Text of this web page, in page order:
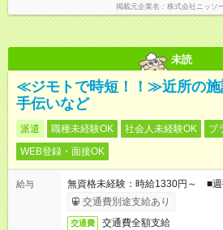
掲載元企業名 株式会社ニッソ
未読
≪ジモトで時短！！≫近所の施
手伝いなど
派遣 職種未経験OK 社会人未経験OK
ブ
WEB登録・面接OK
給与
無資格未経験：時給1330円～ ■
交通費別途支給あり
交通費 交通費全額支給